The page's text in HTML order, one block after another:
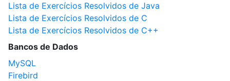
Lista de Exercícios Resolvidos de Java
Lista de Exercícios Resolvidos de C
Lista de Exercícios Resolvidos de C++
Bancos de Dados
MySQL
Firebird